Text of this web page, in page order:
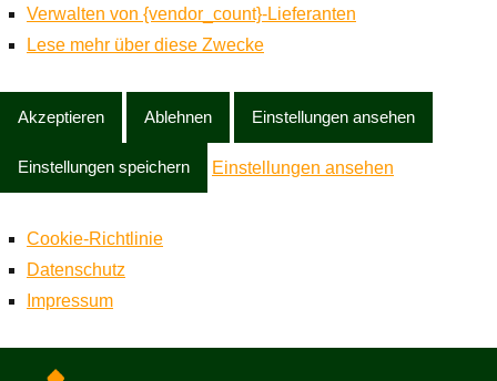
Verwalten von {vendor_count}-Lieferanten
Lese mehr über diese Zwecke
Akzeptieren Ablehnen Einstellungen ansehen
Einstellungen speichern Einstellungen ansehen
Cookie-Richtlinie
Datenschutz
Impressum